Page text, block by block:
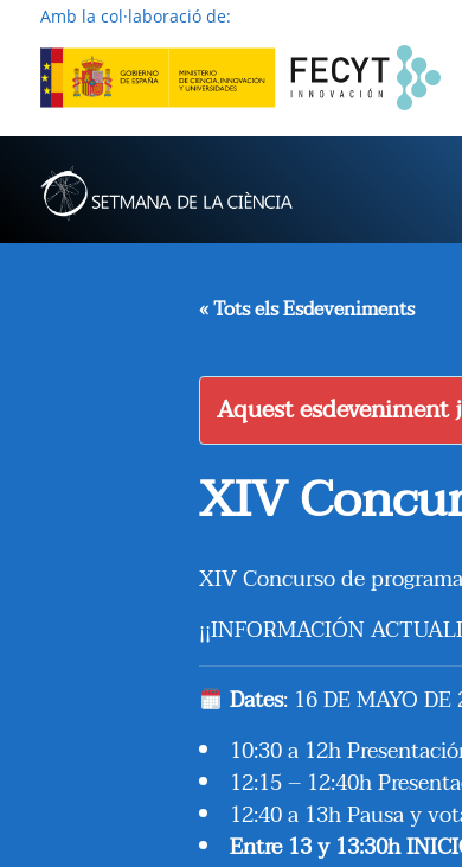
Amb la col·laboració de:
« Tots els Esdeveniments
Aquest esdeveniment
XIV
XIV Concurso de
¡¡INFORMACIÓN
Dates: 16 DE MAYO DE
10:30 a 12h
12:15 – 12:40h
12:40 a 13h Pausa y
Entre 13 y 13:30h